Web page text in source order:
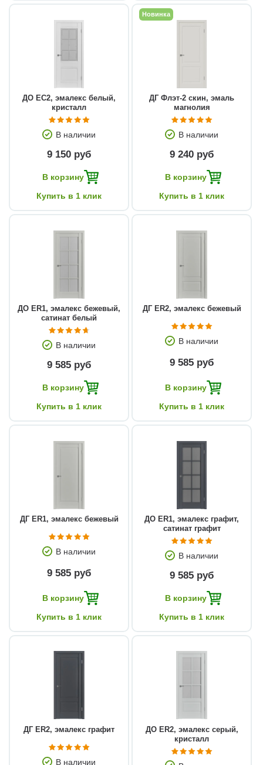
ДО EC2, эмалекс белый,
кристалл
В наличии
9 150 руб
В корзину
Купить в 1 клик
Новинка
ДГ Флэт-2 скин, эмаль
магнолия
В наличии
9 240 руб
В корзину
Купить в 1 клик
ДО ЕR1, эмалекс бежевый,
сатинат белый
В наличии
9 585 руб
В корзину
Купить в 1 клик
ДГ ЕR2, эмалекс бежевый
В наличии
9 585 руб
В корзину
Купить в 1 клик
ДГ ЕR1, эмалекс бежевый
В наличии
9 585 руб
В корзину
Купить в 1 клик
ДО ЕR1, эмалекс графит,
сатинат графит
В наличии
9 585 руб
В корзину
Купить в 1 клик
ДГ ЕR2, эмалекс графит
В наличии
ДО ЕR2, эмалекс серый,
кристалл